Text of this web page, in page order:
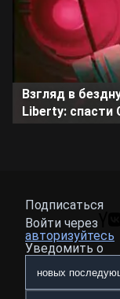
Взгляд в
Liberty: спасти
Подписаться
Войти через
авторизуйтесь
Уведомить о